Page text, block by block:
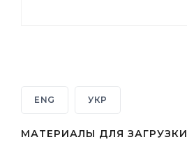
ENG УКР
МАТЕРИАЛЫ ДЛЯ ЗАГРУЗКИ